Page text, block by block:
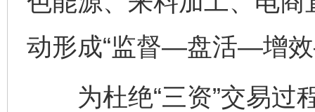
动形成“监督—盘活—增
为杜绝“三资”交易过